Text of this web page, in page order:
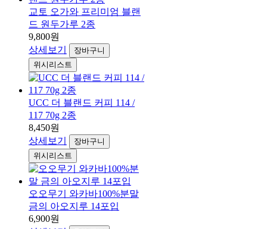
교토 오가와 프리미엄 블랜
드 원두가루 2종
9,800원
상세보기
장바구니
위시리스트
UCC 더 블랜드 커피 114 /
117 70g 2종
8,450원
상세보기
장바구니
위시리스트
오오무기 와카바100%분말
금의 아오지루 14포입
6,900원